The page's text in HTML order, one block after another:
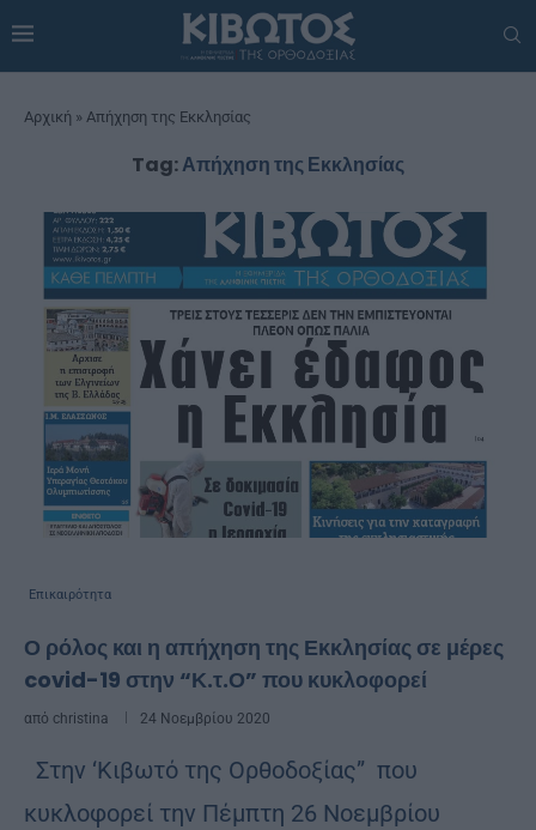
Αρχική » Απήχηση της Εκκλησίας
Tag:Απήχηση της Εκκλησίας
Επικαιρότητα
Ο ρόλος και η απήχηση της Εκκλησίας σε μέρες
covid-19 στην “Κ.τ.Ο” που κυκλοφορεί
από christina 24 Νοεμβρίου 2020
Στην ‘Κιβωτό της Ορθοδοξίας” που
κυκλοφορεί την Πέμπτη 26 Νοεμβρίου